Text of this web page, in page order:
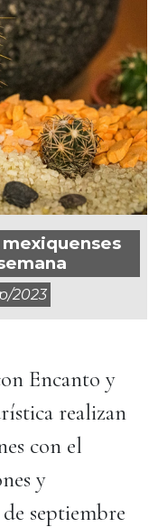
2023
Encanto y
realizan
con el
y
septiembre